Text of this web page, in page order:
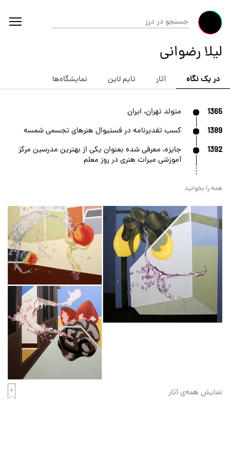
لیلا رضوانی
در یک نگاه آثار تایم لاین نمایشگاه‌ها
1365 متولد تهران، ایران
1389 کسب تقدیرنامه در فستیوال هنرهای تجسمی شمسه
1392
جایزه، معرفی شده بعنوان یکی از بهترین مدرسین مرکز
آموزشی میراث هنری در روز معلم
همه را بخوانید
نمایش همه‌ی آثار